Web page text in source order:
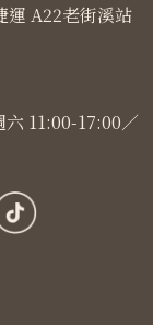
運 A22老街溪站
六 11:00-17:00／